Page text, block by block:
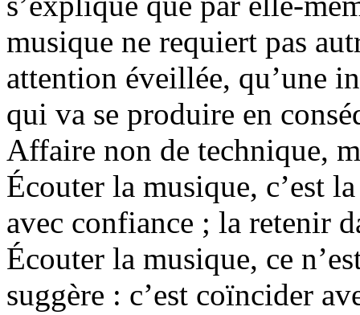
musique ne requiert pas
attention éveillée, qu’une
qui va se produire en
Affaire non de technique,
Écouter la musique, c’est
avec confiance ; la retenir
Écouter la musique, ce
suggère : c’est coïncider